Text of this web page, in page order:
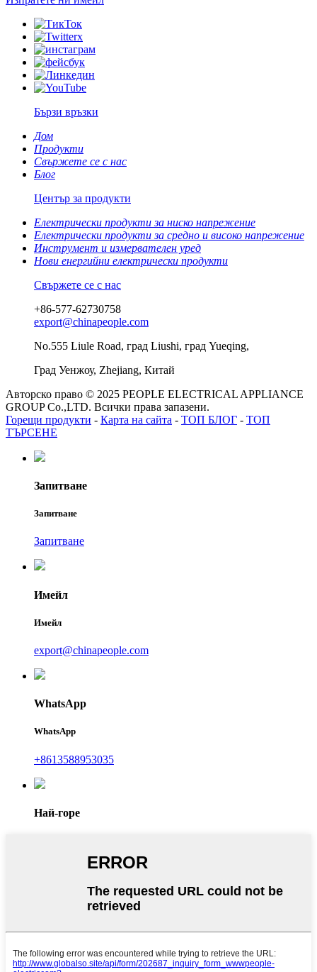
Бързи връзки
Дом
Продукти
Свържете се с нас
Блог
Център за продукти
Електрически продукти за ниско напрежение
Електрически продукти за средно и високо напрежение
Инструмент и измервателен уред
Нови енергийни електрически продукти
Свържете се с нас
+86-577-62730758
export@chinapeople.com
No.555 Liule Road, град Liushi, град Yueqing,
Град Уенжоу, Zhejiang, Китай
Авторско право © 2025 PEOPLE ELECTRICAL APPLIANCE
GROUP Co.,LTD. Всички права запазени.
Горещи продукти - Карта на сайта - ТОП БЛОГ - ТОП
ТЪРСЕНЕ
Запитване
Запитване
Запитване
Имейл
Имейл
export@chinapeople.com
WhatsApp
WhatsApp
+8613588953035
Най-горе